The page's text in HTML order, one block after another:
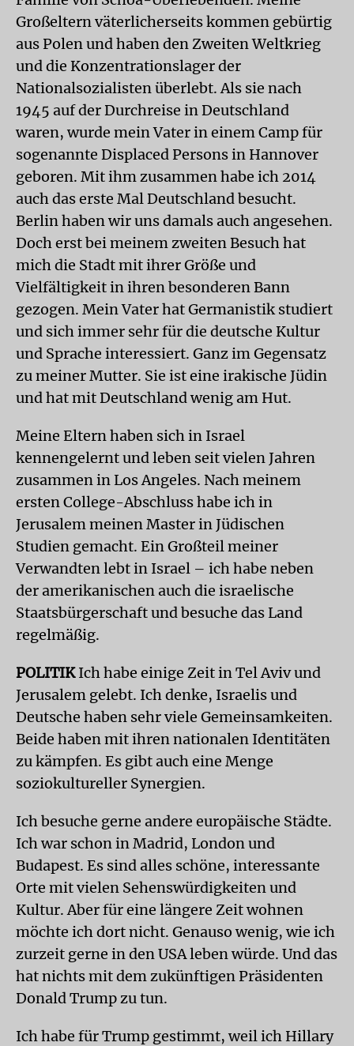
Großeltern väterlicherseits kommen gebürtig
aus Polen und haben den Zweiten Weltkrieg
und die Konzentrationslager der
Nationalsozialisten überlebt. Als sie nach
1945 auf der Durchreise in Deutschland
waren, wurde mein Vater in einem Camp für
sogenannte Displaced Persons in Hannover
geboren. Mit ihm zusammen habe ich 2014
auch das erste Mal Deutschland besucht.
Berlin haben wir uns damals auch angesehen.
Doch erst bei meinem zweiten Besuch hat
mich die Stadt mit ihrer Größe und
Vielfältigkeit in ihren besonderen Bann
gezogen. Mein Vater hat Germanistik studiert
und sich immer sehr für die deutsche Kultur
und Sprache interessiert. Ganz im Gegensatz
zu meiner Mutter. Sie ist eine irakische Jüdin
und hat mit Deutschland wenig am Hut.
Meine Eltern haben sich in Israel
kennengelernt und leben seit vielen Jahren
zusammen in Los Angeles. Nach meinem
ersten College-Abschluss habe ich in
Jerusalem meinen Master in Jüdischen
Studien gemacht. Ein Großteil meiner
Verwandten lebt in Israel – ich habe neben
der amerikanischen auch die israelische
Staatsbürgerschaft und besuche das Land
regelmäßig.
POLITIKIch habe einige Zeit in Tel Aviv und
Jerusalem gelebt. Ich denke, Israelis und
Deutsche haben sehr viele Gemeinsamkeiten.
Beide haben mit ihren nationalen Identitäten
zu kämpfen. Es gibt auch eine Menge
soziokultureller Synergien.
Ich besuche gerne andere europäische Städte.
Ich war schon in Madrid, London und
Budapest. Es sind alles schöne, interessante
Orte mit vielen Sehenswürdigkeiten und
Kultur. Aber für eine längere Zeit wohnen
möchte ich dort nicht. Genauso wenig, wie ich
zurzeit gerne in den USA leben würde. Und das
hat nichts mit dem zukünftigen Präsidenten
Donald Trump zu tun.
Ich habe für Trump gestimmt, weil ich Hillary